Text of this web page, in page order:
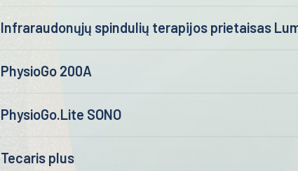
Infraraudonųjų spindulių terapijos prietaisas
PhysioGo 200A
PhysioGo.Lite SONO
Tecaris plus